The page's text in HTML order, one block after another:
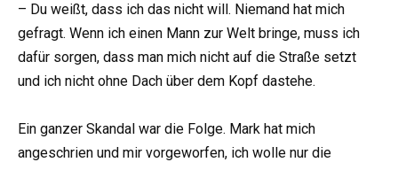
– Du weißt, dass ich das nicht will. Niemand hat mich
gefragt. Wenn ich einen Mann zur Welt bringe, muss ich
dafür sorgen, dass man mich nicht auf die Straße setzt
und ich nicht ohne Dach über dem Kopf dastehe.
Ein ganzer Skandal war die Folge. Mark hat mich
angeschrien und mir vorgeworfen, ich wolle nur die